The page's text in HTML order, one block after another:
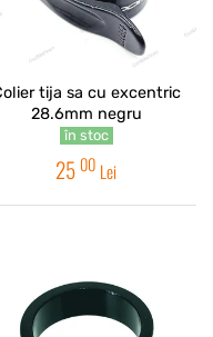
tija sa cu excentric
28.6mm negru
în stoc
25 00 Lei